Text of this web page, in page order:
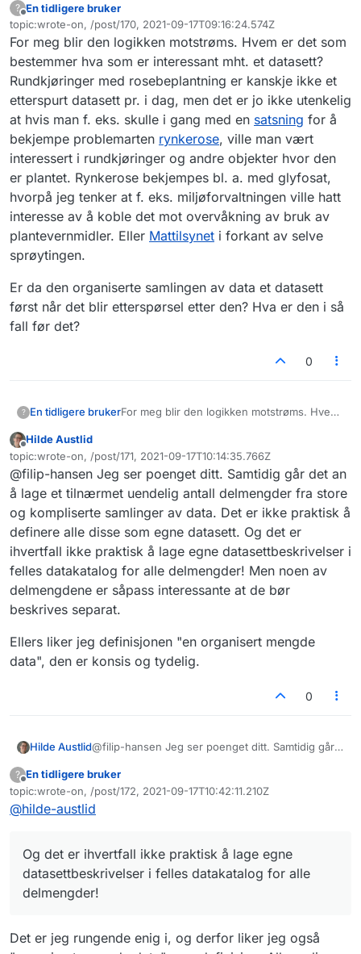
Dermed er hele Nasjonal vegdatabank (NVDB) et
datasett, og alle bomstasjonene i vegdatabanken
er et datasett fordi det er folk interessert i, men
alle rundkjøringer med rosebeplantning i
er en spesielt interessant haug data.
Jeg er ikke så glad i den definisjonen du lenker til
fordi den kan gi inntrykk av at datasett bare er
hauger av data som kan gjøres tilgjengelig
eksternt. Hauger med data som er unntatt
offentlighet, og hauger med data som man kunne
delt, men ikke har tatt seg tid til å dele ennå, er
også datasett.
?
Frakoblet
En tidligere bruker
topic:wrote-on, /post/170, 2021-09-17T09:16:24.574Z
Sist endret av
For meg blir den logikken motstrøms. Hvem er det som
bestemmer hva som er interessant mht. et datasett?
Rundkjøringer med rosebeplantning er kanskje ikke et
etterspurt datasett pr. i dag, men det er jo ikke utenkelig
at hvis man f. eks. skulle i gang med en satsning for å
bekjempe problemarten rynkerose, ville man vært
interessert i rundkjøringer og andre objekter hvor den
er plantet. Rynkerose bekjempes bl. a. med glyfosat,
hvorpå jeg tenker at f. eks. miljøforvaltningen ville hatt
interesse av å koble det mot overvåkning av bruk av
plantevernmidler. Eller Mattilsynet i forkant av selve
sprøytingen.
Er da den organiserte samlingen av data et datasett
først når det blir etterspørsel etter den? Hva er den i så
fall før det?
0
? En tidligere brukerFor meg blir den logikken motstrøms. Hvem
med rosebeplantning er kanskje ikke et
etterspurt datasett pr. i dag, men det er jo
ikke utenkelig at hvis man f. eks. skulle i
gang med en
for å bekjempe
problemartenrynkerose , ville man vært
interessert i rundkjøringer og andre objekter
hvor den er plantet. Rynkerose bekjempes
bl. a. med glyfosat, hvorpå jeg tenker at f.
eks. miljøforvaltningen ville hatt interesse av
å koble det mot overvåkning av bruk av
datasett først når det blir etterspørsel etter
den? Hva er den i så fall før det?
Frakoblet
Hilde Austlid
topic:wrote-on, /post/171, 2021-09-17T10:14:35.766Z
Sist endret av
@filip-hansen Jeg ser poenget ditt. Samtidig går det an
å lage et tilnærmet uendelig antall delmengder fra store
og kompliserte samlinger av data. Det er ikke praktisk å
definere alle disse som egne datasett. Og det er
ihvertfall ikke praktisk å lage egne datasettbeskrivelser i
felles datakatalog for alle delmengder! Men noen av
delmengdene er såpass interessante at de bør
beskrives separat.
Ellers liker jeg definisjonen "en organisert mengde
data", den er konsis og tydelig.
0
Hilde Austlid@filip-hansen Jeg ser poenget ditt. Samtidig går
delmengder fra store og kompliserte samlinger av
data. Det er ikke praktisk å definere alle disse som
egne datasett. Og det er ihvertfall ikke praktisk å
er såpass interessante at de bør beskrives
separat.
Ellers liker jeg definisjonen "en organisert
mengde data", den er konsis og tydelig.
?
Frakoblet
En tidligere bruker
topic:wrote-on, /post/172, 2021-09-17T10:42:11.210Z
Sist endret av
@hilde-austlid
Og det er ihvertfall ikke praktisk å lage egne
datasettbeskrivelser i felles datakatalog for alle
delmengder!
Det er jeg rungende enig i, og derfor liker jeg også